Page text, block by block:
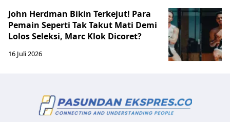
John Herdman Bikin Terkejut! Para
Pemain Seperti Tak Takut Mati Demi
Lolos Seleksi, Marc Klok Dicoret?
16 Juli 2026